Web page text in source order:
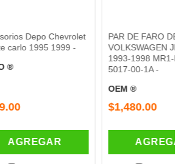
Chevrolet
1999 -
PAR DE FARO DE NIEBLA
VOLKSWAGEN JETTA
1993-1998 MR1-PAR-19-
5017-00-1A -
$1,480.00
AGREGAR